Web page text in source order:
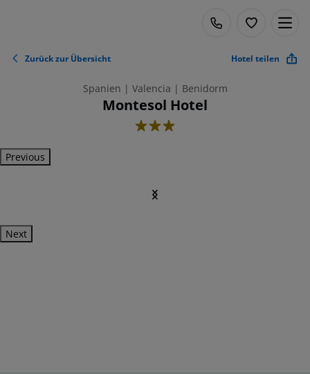
Zurück zur Übersicht Hotel teilen
Spanien | Valencia | Benidorm
Montesol Hotel
3
Previous
Next